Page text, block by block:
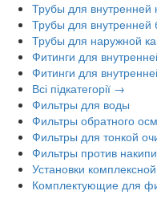
Трубы для внутренней
Трубы для внутренней
Трубы для наружной
Фитинги для
Фитинги для
Всі підкатегорії →
Фильтры для воды
Фильтры обратного
Фильтры для тонкой
Фильтры против накипи
Установки
Комплектующие для